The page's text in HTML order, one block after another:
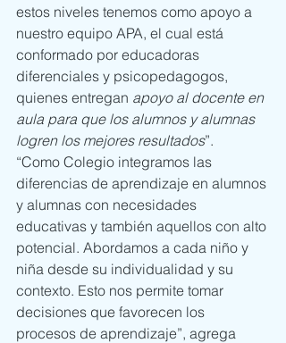
estos niveles tenemos como apoyo a
nuestro equipo APA, el cual está
conformado por educadoras
diferenciales y psicopedagogos,
quienes entregan apoyo al docente en
aula para que los alumnos y alumnas
logren los mejores resultados”.
“Como Colegio integramos las
diferencias de aprendizaje en alumnos
y alumnas con necesidades
educativas y también aquellos con alto
potencial. Abordamos a cada niño y
niña desde su individualidad y su
contexto. Esto nos permite tomar
decisiones que favorecen los
procesos de aprendizaje”, agrega